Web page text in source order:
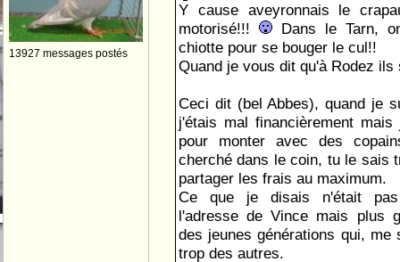
13927 messages postés
Y cause aveyronnais le
motorisé!!!
Dans le Tarn,
chiotte pour se bouger le cul!!
Quand je vous dit qu'à Rodez
Ceci dit (bel Abbes), quand je
j'étais mal financièrement
pour monter avec des
cherché dans le coin, tu le sais
partager les frais au maximum.
Ce que je disais n'était pas
l'adresse de Vince mais plus
des jeunes générations qui, me
trop des autres.